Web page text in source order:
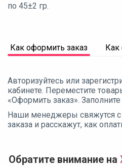
по 45±2 гр.
Как оформить заказ Как
Авторизуйтесь или
кабинете. Переместите
«Оформить заказ».
Наши менеджеры свяжутся
заказа и расскажут, как
Обратите внимание на